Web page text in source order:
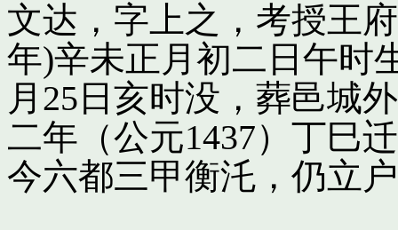
文达，字上之，考授王
年)辛未正月初二日午时
月25日亥时没，葬邑城
二年（公元1437）丁巳
今六都三甲衡汑，仍立